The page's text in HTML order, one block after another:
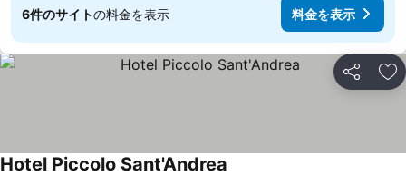
6件のサイトの料金を表示 料金を表示
シェア お
Hotel Piccolo Sant'Andrea